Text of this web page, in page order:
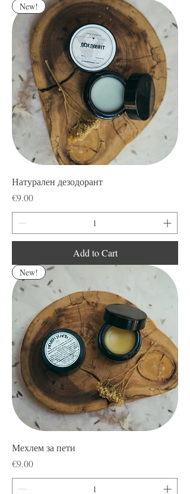
New!
Натурален дезодорант
Price
€9.00
Add to Cart
New!
Мехлем за пети
Price
€9.00